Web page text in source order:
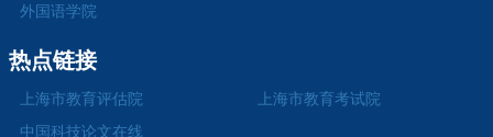
外国语学院
热点链接
上海市教育评估院
上海市教育考试院
中国科技论文在线